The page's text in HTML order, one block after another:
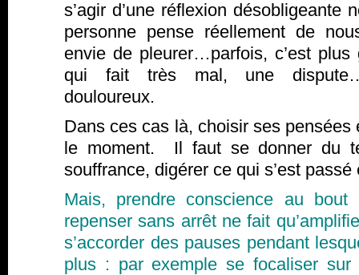
s’agir d’une réflexion désobligeante
personne pense réellement de
envie de pleurer…parfois, c’est
qui fait très mal, une
douloureux.
Dans ces cas là, choisir ses pensées
le moment. Il faut se donner du
souffrance, digérer ce qui s’est passé
Mais, prendre conscience au bout
repenser sans arrêt ne fait
s’accorder des pauses pendant
plus : par exemple se focaliser